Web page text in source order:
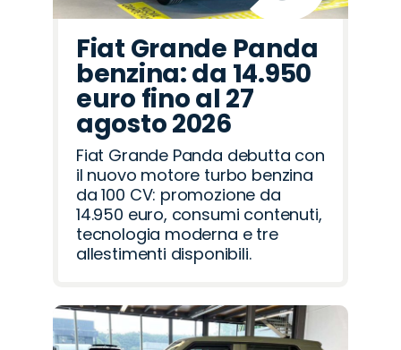
Fiat Grande Panda
benzina: da 14.950
euro fino al 27
agosto 2026
Fiat Grande Panda debutta con
il nuovo motore turbo benzina
da 100 CV: promozione da
14.950 euro, consumi contenuti,
tecnologia moderna e tre
allestimenti disponibili.